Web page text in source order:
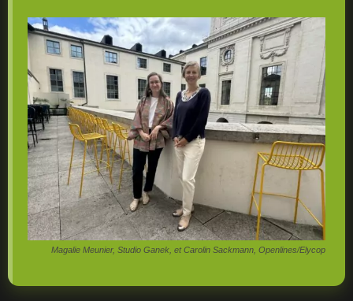
Magalie Meunier, Studio Ganek, et Carolin Sackmann, Openlines/Elycop